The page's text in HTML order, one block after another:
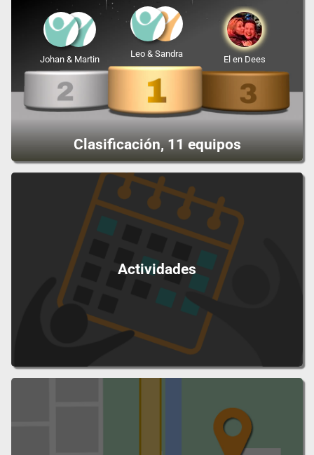
Clasificación, 11 equipos
Leo & Sandra
Johan & Martin El en Dees
Actividades